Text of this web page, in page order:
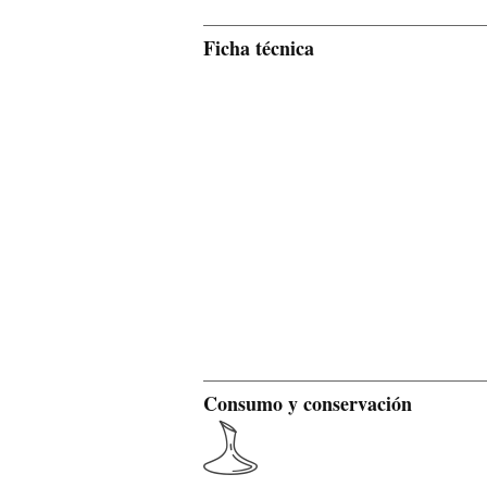
Ficha técnica
Consumo y conservación